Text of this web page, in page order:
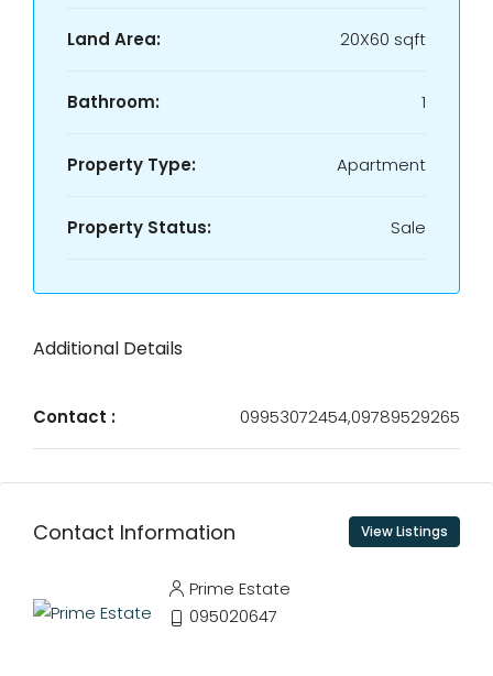
Land Area: 20X60 sqft
Bathroom: 1
Property Type: Apartment
Property Status: Sale
Additional Details
Contact : 09953072454,09789529265
Contact Information View Listings
Prime Estate
095020647